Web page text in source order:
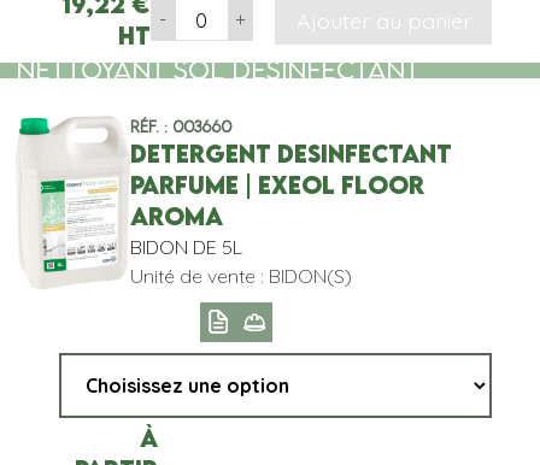
HT
- + Ajouter au panier
NETTOYANT SOL DESINFECTANT
Réf. : 003660
DETERGENT DESINFECTANT
PARFUME | EXEOL FLOOR
AROMA
BIDON DE 5L
Unité de vente : BIDON(S)
À